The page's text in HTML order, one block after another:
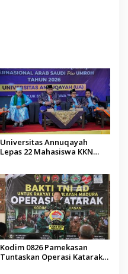
Universitas Annuqayah
Lepas 22 Mahasiswa KKN
Kodim 0826 Pamekasan
Tuntaskan Operasi Katarak